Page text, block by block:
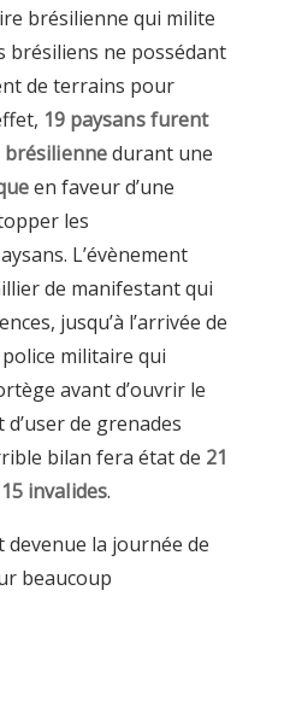
brésilienne qui milite
brésiliens ne possédant
de terrains pour
19 paysans furent
durant une
en faveur d’une
les
L’évènement
de manifestant qui
jusqu’à l’arrivée de
militaire qui
avant d’ouvrir le
de grenades
bilan fera état de 21
invalides.
devenue la journée de
beaucoup